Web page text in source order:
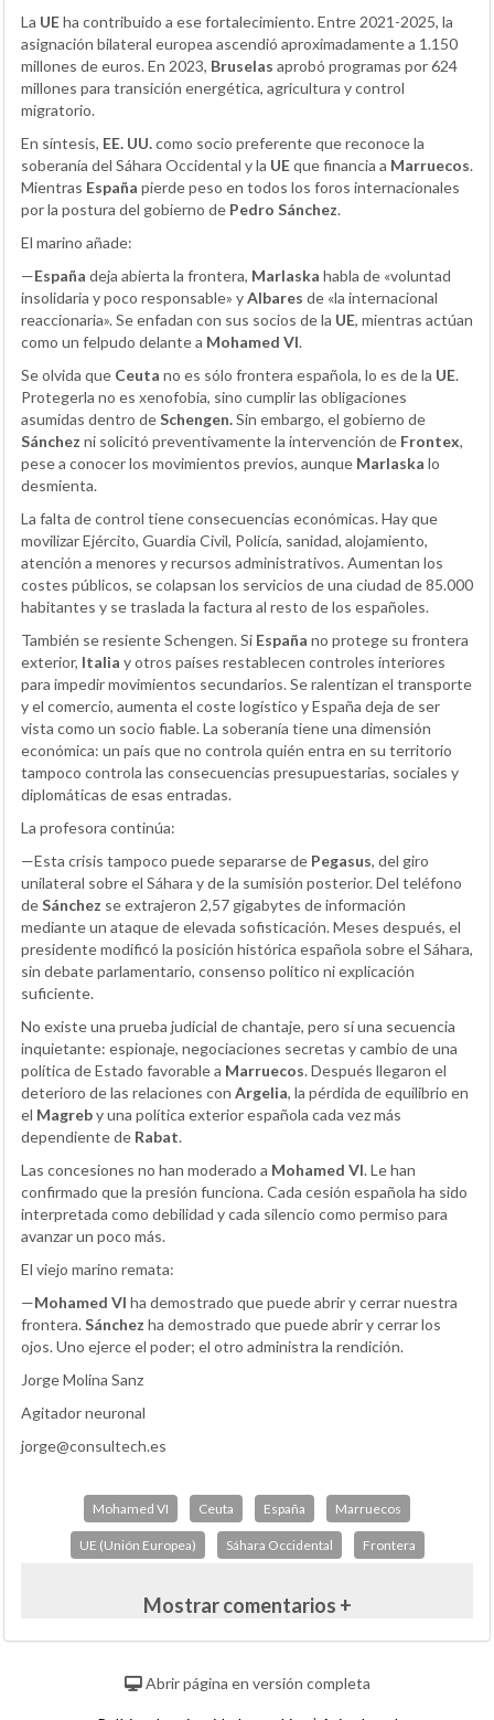
La UEha contribuido a ese fortalecimiento. Entre 2021-2025, la
asignación bilateral europea ascendió aproximadamente a 1.150
millones de euros. En 2023, Bruselas aprobó programas por 624
millones para transición energética, agricultura y control
migratorio.
En síntesis, EE. UU.como socio preferente que reconoce la
soberanía del Sáhara Occidental y la UEque financia a Marruecos.
Mientras España pierde peso en todos los foros internacionales
por la postura del gobierno de Pedro Sánchez.
El marino añade:
—España deja abierta la frontera, Marlaska habla de «voluntad
insolidaria y poco responsable» yAlbares de «la internacional
reaccionaria». Se enfadan con sus socios de la UE, mientras actúan
como un felpudo delante a Mohamed VI.
Se olvida que Ceuta no es sólo frontera española, lo es de la UE.
Protegerla no es xenofobia, sino cumplir las obligaciones
asumidas dentro deSchengen.Sin embargo, el gobierno de
Sánchez ni solicitó preventivamente la intervención de Frontex,
pese a conocer los movimientos previos, aunque Marlaska lo
desmienta.
La falta de control tiene consecuencias económicas. Hay que
movilizar Ejército, Guardia Civil, Policía, sanidad, alojamiento,
atención a menores y recursos administrativos. Aumentan los
costes públicos, se colapsan los servicios de una ciudad de 85.000
habitantes y se traslada la factura al resto de los españoles.
También se resiente Schengen. Si España no protege su frontera
exterior, Italia y otros países restablecen controles interiores
para impedir movimientos secundarios. Se ralentizan el transporte
y el comercio, aumenta el coste logístico y España deja de ser
vista como un socio fiable. La soberanía tiene una dimensión
económica: un país que no controla quién entra en su territorio
tampoco controla las consecuencias presupuestarias, sociales y
diplomáticas de esas entradas.
La profesora continúa:
—Esta crisis tampoco puede separarse de Pegasus, del giro
unilateral sobre el Sáhara y de la sumisión posterior. Del teléfono
deSánchez se extrajeron 2,57 gigabytes de información
mediante un ataque de elevada sofisticación. Meses después, el
presidente modificó la posición histórica española sobre el Sáhara,
sin debate parlamentario, consenso político ni explicación
suficiente.
No existe una prueba judicial de chantaje, pero sí una secuencia
inquietante: espionaje, negociaciones secretas y cambio de una
política de Estado favorable a Marruecos. Después llegaron el
deterioro de las relaciones con Argelia, la pérdida de equilibrio en
el Magreby una política exterior española cada vez más
dependiente de Rabat.
Las concesiones no han moderado a Mohamed VI. Le han
confirmado que la presión funciona. Cada cesión española ha sido
interpretada como debilidad y cada silencio como permiso para
avanzar un poco más.
El viejo marino remata:
—Mohamed VI ha demostrado que puede abrir y cerrar nuestra
frontera.Sánchez ha demostrado que puede abrir y cerrar los
ojos. Uno ejerce el poder; el otro administra la rendición.
Jorge Molina Sanz
Agitador neuronal
jorge@consultech.es
Mohamed VI Ceuta España Marruecos
UE (Unión Europea) Sáhara Occidental Frontera
Mostrar comentarios +
Abrir página en versión completa